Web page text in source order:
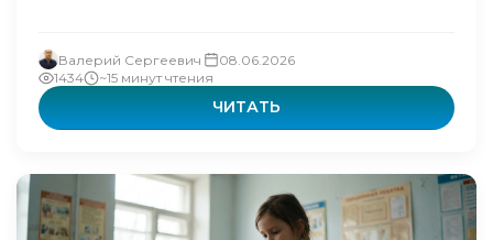
Валерий Сергеевич
08.06.2026
1434
~15 минут чтения
ЧИТАТЬ